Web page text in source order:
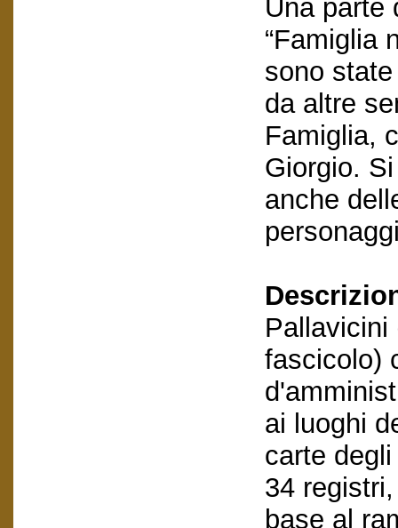
Una parte
“Famiglia
sono
da altre
Famiglia,
Giorgio.
anche
Pallavicini
fascicolo)
ai luoghi
carte
34
base al